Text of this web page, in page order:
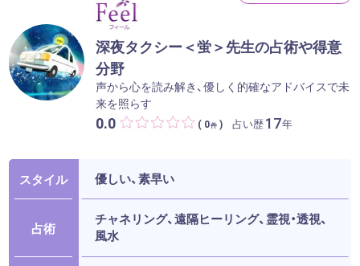
深夜タクシー＜蛍＞先生の占術や得意
分野
声から心を読み解き、優しく的確なアドバイスで未
来を照らす
0.0 ( 0件 ) 占い歴17年
スタイル 優しい、素早い
占術
チャネリング、遠隔ヒーリング、霊視・透視、
風水